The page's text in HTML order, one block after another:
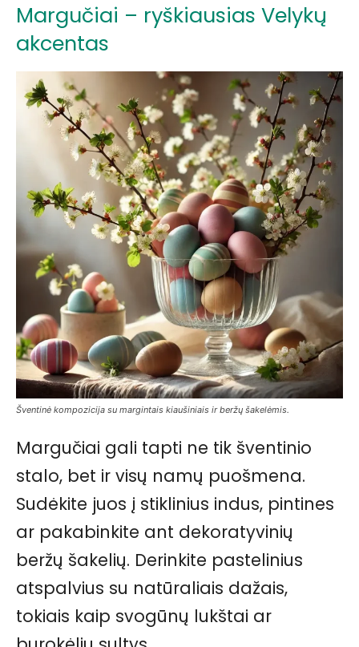
Margučiai – ryškiausias Velykų
akcentas
Šventinė kompozicija su margintais kiaušiniais ir beržų šakelėmis.
Margučiai gali tapti ne tik šventinio
stalo, bet ir visų namų puošmena.
Sudėkite juos į stiklinius indus, pintines
ar pakabinkite ant dekoratyvinių
beržų šakelių. Derinkite pastelinius
atspalvius su natūraliais dažais,
tokiais kaip svogūnų lukštai ar